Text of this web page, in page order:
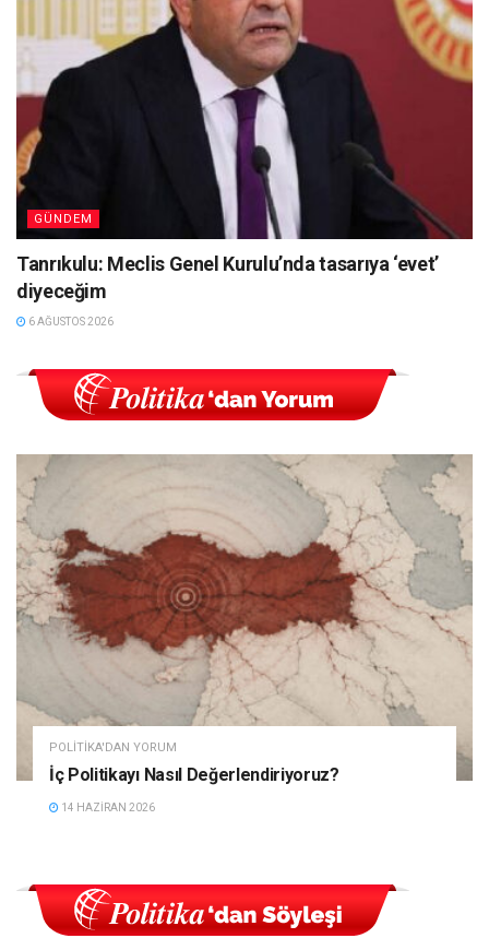
GÜNDEM
Tanrıkulu: Meclis Genel Kurulu’nda tasarıya ‘evet’
diyeceğim
6 AĞUSTOS 2026
POLITIKA'DAN YORUM
İç Politikayı Nasıl Değerlendiriyoruz?
14 HAZIRAN 2026